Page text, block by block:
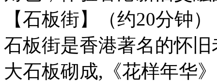
【石板街】（约20分钟）
石板街是香港著名的怀
大石板砌成,《花样年华